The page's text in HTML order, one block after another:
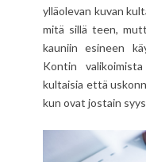
ylläolevan kuvan
mitä sillä teen,
kauniin esineen
Kontin
kultaisia että
kun ovat jostain